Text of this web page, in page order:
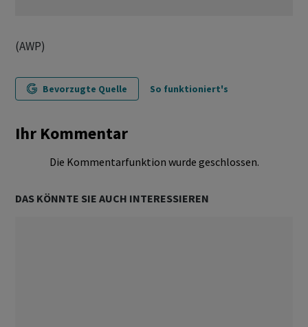
(AWP)
Bevorzugte Quelle So funktioniert's
Ihr Kommentar
Die Kommentarfunktion wurde geschlossen.
DAS KÖNNTE SIE AUCH INTERESSIEREN